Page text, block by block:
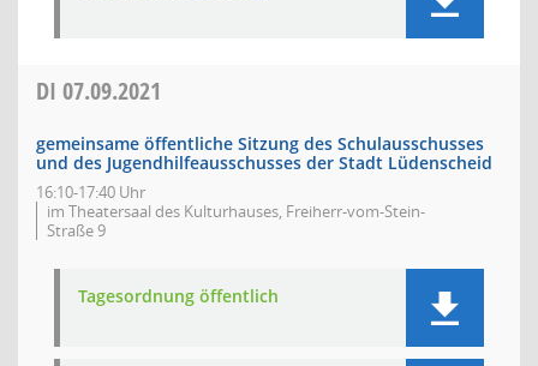
DI 07.09.2021
gemeinsame öffentliche Sitzung des Schulausschusses
und des Jugendhilfeausschusses der Stadt Lüdenscheid
16:10-17:40 Uhr
im Theatersaal des Kulturhauses, Freiherr-vom-Stein-
Straße 9
Tagesordnung öffentlich